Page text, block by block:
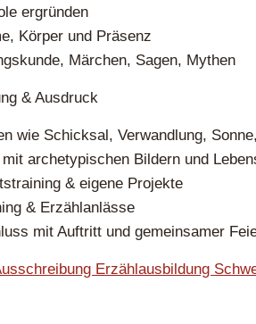
ergründen
Körper und Präsenz
Märchen, Sagen, Mythen
& Ausdruck
wie Schicksal, Verwandlung,
archetypischen Bildern und
& eigene Projekte
& Erzählanlässe
mit Auftritt und gemeinsamer
Erzählausbildung